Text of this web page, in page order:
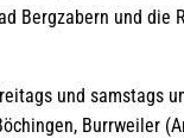
Bergzabern und die
und samstags
Burrweiler